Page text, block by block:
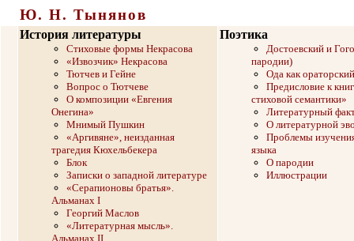
Ю. Н. Тынянов
История литературы
Стиховые формы Некрасова
«Извозчик» Некрасова
Тютчев и Гейне
Вопрос о Тютчеве
О композиции «Евгения
Онегина»
Мнимый Пушкин
«Аргивяне», неизданная
трагедия Кюхельбекера
Блок
Записки о западной литературе
«Серапионовы братья».
Альманах I
Георгий Маслов
«Литературная мысль».
Альманах II
Поэтика
Достоевский и
пародии)
Ода как
Предисловие к
стиховой семантики»
Литературный
О литературной
Проблемы
языка
О пародии
Иллюстрации